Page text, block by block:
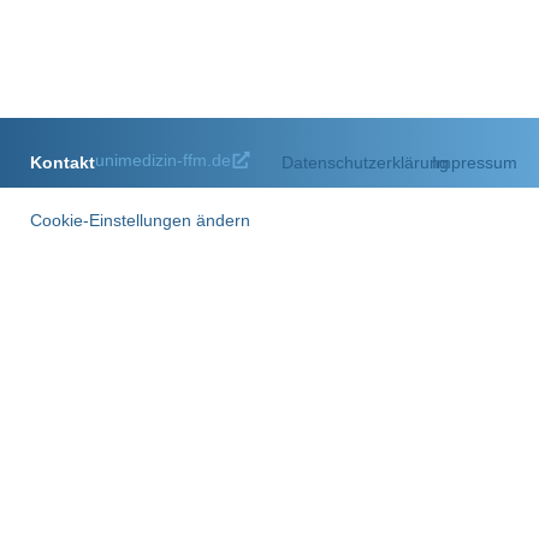
Kontaktunimedizin-ffm.de DatenschutzerklärungImpressum
Cookie-Einstellungen ändern